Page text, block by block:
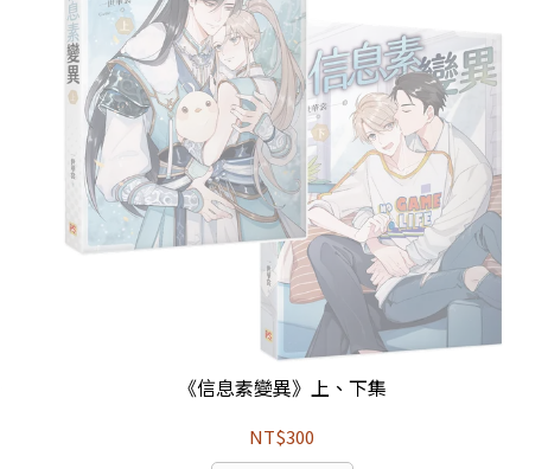
《信息素變異》上、下集
NT$300